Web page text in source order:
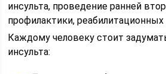
инсульта, проведение ранней
профилактики,
Каждому человеку стоит
инсульта: